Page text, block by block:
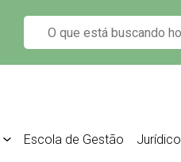
Escola de Gestão Jurídico